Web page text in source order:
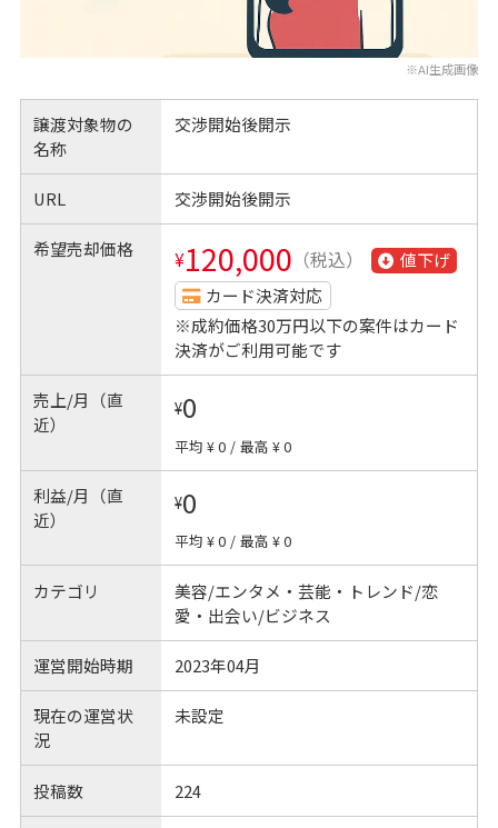
※AI生成画像
譲渡対象物の
名称
交渉開始後開示
URL 交渉開始後開示
希望売却価格 ¥120,000 （税込）
値下げ
カード決済対応
※成約価格30万円以下の案件はカード
決済がご利用可能です
売上/月（直
近）
¥0
平均 ¥ 0 / 最高 ¥ 0
利益/月（直
近）
¥0
平均 ¥ 0 / 最高 ¥ 0
カテゴリ
美容/エンタメ・芸能・トレンド/恋
愛・出会い/ビジネス
運営開始時期 2023年04月
現在の運営状
況
未設定
投稿数 224